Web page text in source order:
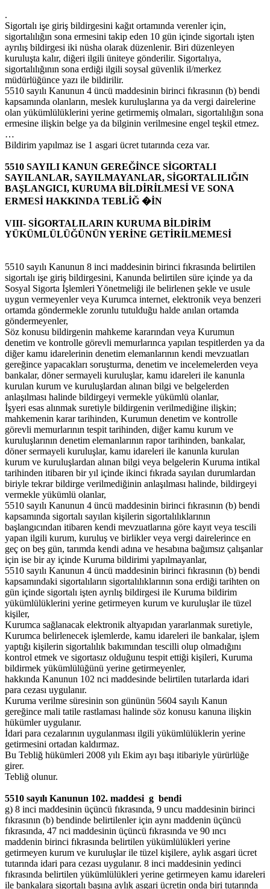
.
Sigortalı işe giriş bildirgesini kağıt ortamında verenler için,
sigortalılığın sona ermesini takip eden 10 gün içinde sigortalı işten
ayrılış bildirgesi iki nüsha olarak düzenlenir. Biri düzenleyen
kuruluşta kalır, diğeri ilgili üniteye gönderilir. Sigortalıya,
sigortalılığının sona erdiği ilgili soysal güvenlik il/merkez
müdürlüğünce yazı ile bildirilir.
5510 sayılı Kanunun 4 üncü maddesinin birinci fıkrasının (b) bendi
kapsamında olanların, meslek kuruluşlarına ya da vergi dairelerine
olan yükümlülüklerini yerine getirmemiş olmaları, sigortalılığın sona
ermesine ilişkin belge ya da bilginin verilmesine engel teşkil etmez.
…
Bildirim yapılmaz ise 1 asgari ücret tutarında ceza var.
5510 SAYILI KANUN GEREĞİNCE SİGORTALI
SAYILANLAR, SAYILMAYANLAR, SİGORTALILIĞIN
BAŞLANGICI, KURUMA BİLDİRİLMESİ VE SONA
ERMESİ HAKKINDA TEBLİĞ �İN
VIII- SİGORTALILARIN KURUMA BİLDİRİM
YÜKÜMLÜLÜĞÜNÜN YERİNE GETİRİLMEMESİ
5510 sayılı Kanunun 8 inci maddesinin birinci fıkrasında belirtilen
sigortalı işe giriş bildirgesini, Kanunda belirtilen süre içinde ya da
Sosyal Sigorta İşlemleri Yönetmeliği ile belirlenen şekle ve usule
uygun vermeyenler veya Kurumca internet, elektronik veya benzeri
ortamda göndermekle zorunlu tutulduğu halde anılan ortamda
göndermeyenler,
Söz konusu bildirgenin mahkeme kararından veya Kurumun
denetim ve kontrolle görevli memurlarınca yapılan tespitlerden ya da
diğer kamu idarelerinin denetim elemanlarının kendi mevzuatları
gereğince yapacakları soruşturma, denetim ve incelemelerden veya
bankalar, döner sermayeli kuruluşlar, kamu idareleri ile kanunla
kurulan kurum ve kuruluşlardan alınan bilgi ve belgelerden
anlaşılması halinde bildirgeyi vermekle yükümlü olanlar,
İşyeri esas alınmak suretiyle bildirgenin verilmediğine ilişkin;
mahkemenin karar tarihinden, Kurumun denetim ve kontrolle
görevli memurlarının tespit tarihinden, diğer kamu kurum ve
kuruluşlarının denetim elemanlarının rapor tarihinden, bankalar,
döner sermayeli kuruluşlar, kamu idareleri ile kanunla kurulan
kurum ve kuruluşlardan alınan bilgi veya belgelerin Kuruma intikal
tarihinden itibaren bir yıl içinde ikinci fıkrada sayılan durumlardan
biriyle tekrar bildirge verilmediğinin anlaşılması halinde, bildirgeyi
vermekle yükümlü olanlar,
5510 sayılı Kanunun 4 üncü maddesinin birinci fıkrasının (b) bendi
kapsamında sigortalı sayılan kişilerin sigortalılıklarının
başlangıcından itibaren kendi mevzuatlarına göre kayıt veya tescili
yapan ilgili kurum, kuruluş ve birlikler veya vergi dairelerince en
geç on beş gün, tarımda kendi adına ve hesabına bağımsız çalışanlar
için ise bir ay içinde Kuruma bildirimi yapılmayanlar,
5510 sayılı Kanunun 4 üncü maddesinin birinci fıkrasının (b) bendi
kapsamındaki sigortalıların sigortalılıklarının sona erdiği tarihten on
gün içinde sigortalı işten ayrılış bildirgesi ile Kuruma bildirim
yükümlülüklerini yerine getirmeyen kurum ve kuruluşlar ile tüzel
kişiler,
Kurumca sağlanacak elektronik altyapıdan yararlanmak suretiyle,
Kurumca belirlenecek işlemlerde, kamu idareleri ile bankalar, işlem
yaptığı kişilerin sigortalılık bakımından tescilli olup olmadığını
kontrol etmek ve sigortasız olduğunu tespit ettiği kişileri, Kuruma
bildirmek yükümlülüğünü yerine getirmeyenler,
hakkında Kanunun 102 nci maddesinde belirtilen tutarlarda idari
para cezası uygulanır.
Kuruma verilme süresinin son gününün 5604 sayılı Kanun
gereğince mali tatile rastlaması halinde söz konusu kanuna ilişkin
hükümler uygulanır.
İdari para cezalarının uygulanması ilgili yükümlülüklerin yerine
getirmesini ortadan kaldırmaz.
Bu Tebliğ hükümleri 2008 yılı Ekim ayı başı itibariyle yürürlüğe
girer.
Tebliğ olunur.
5510 sayılı Kanunun 102. maddesi g bendi
g) 8 inci maddesinin üçüncü fıkrasında, 9 uncu maddesinin birinci
fıkrasının (b) bendinde belirtilenler için aynı maddenin üçüncü
fıkrasında, 47 nci maddesinin üçüncü fıkrasında ve 90 ıncı
maddenin birinci fıkrasında belirtilen yükümlülükleri yerine
getirmeyen kurum ve kuruluşlar ile tüzel kişilere, aylık asgari ücret
tutarında idari para cezası uygulanır. 8 inci maddesinin yedinci
fıkrasında belirtilen yükümlülükleri yerine getirmeyen kamu idareleri
ile bankalara sigortalı başına aylık asgari ücretin onda biri tutarında